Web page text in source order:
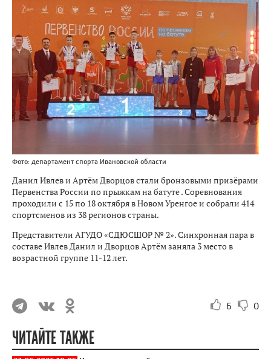
Фото: департамент спорта Ивановской области
Данил Ивлев и Артём Дворцов стали бронзовыми призёрами
Первенства России по прыжкам на батуте . Соревнования
проходили с 15 по 18 октября в Новом Уренгое и собрали 414
спортсменов из 38 регионов страны.
Представители АГУДО «СДЮСШОР № 2». Синхронная пара в
составе Ивлев Данил и Дворцов Артём заняла 3 место в
возрастной группе 11-12 лет.
6 0
ЧИТАЙТЕ ТАКЖЕ